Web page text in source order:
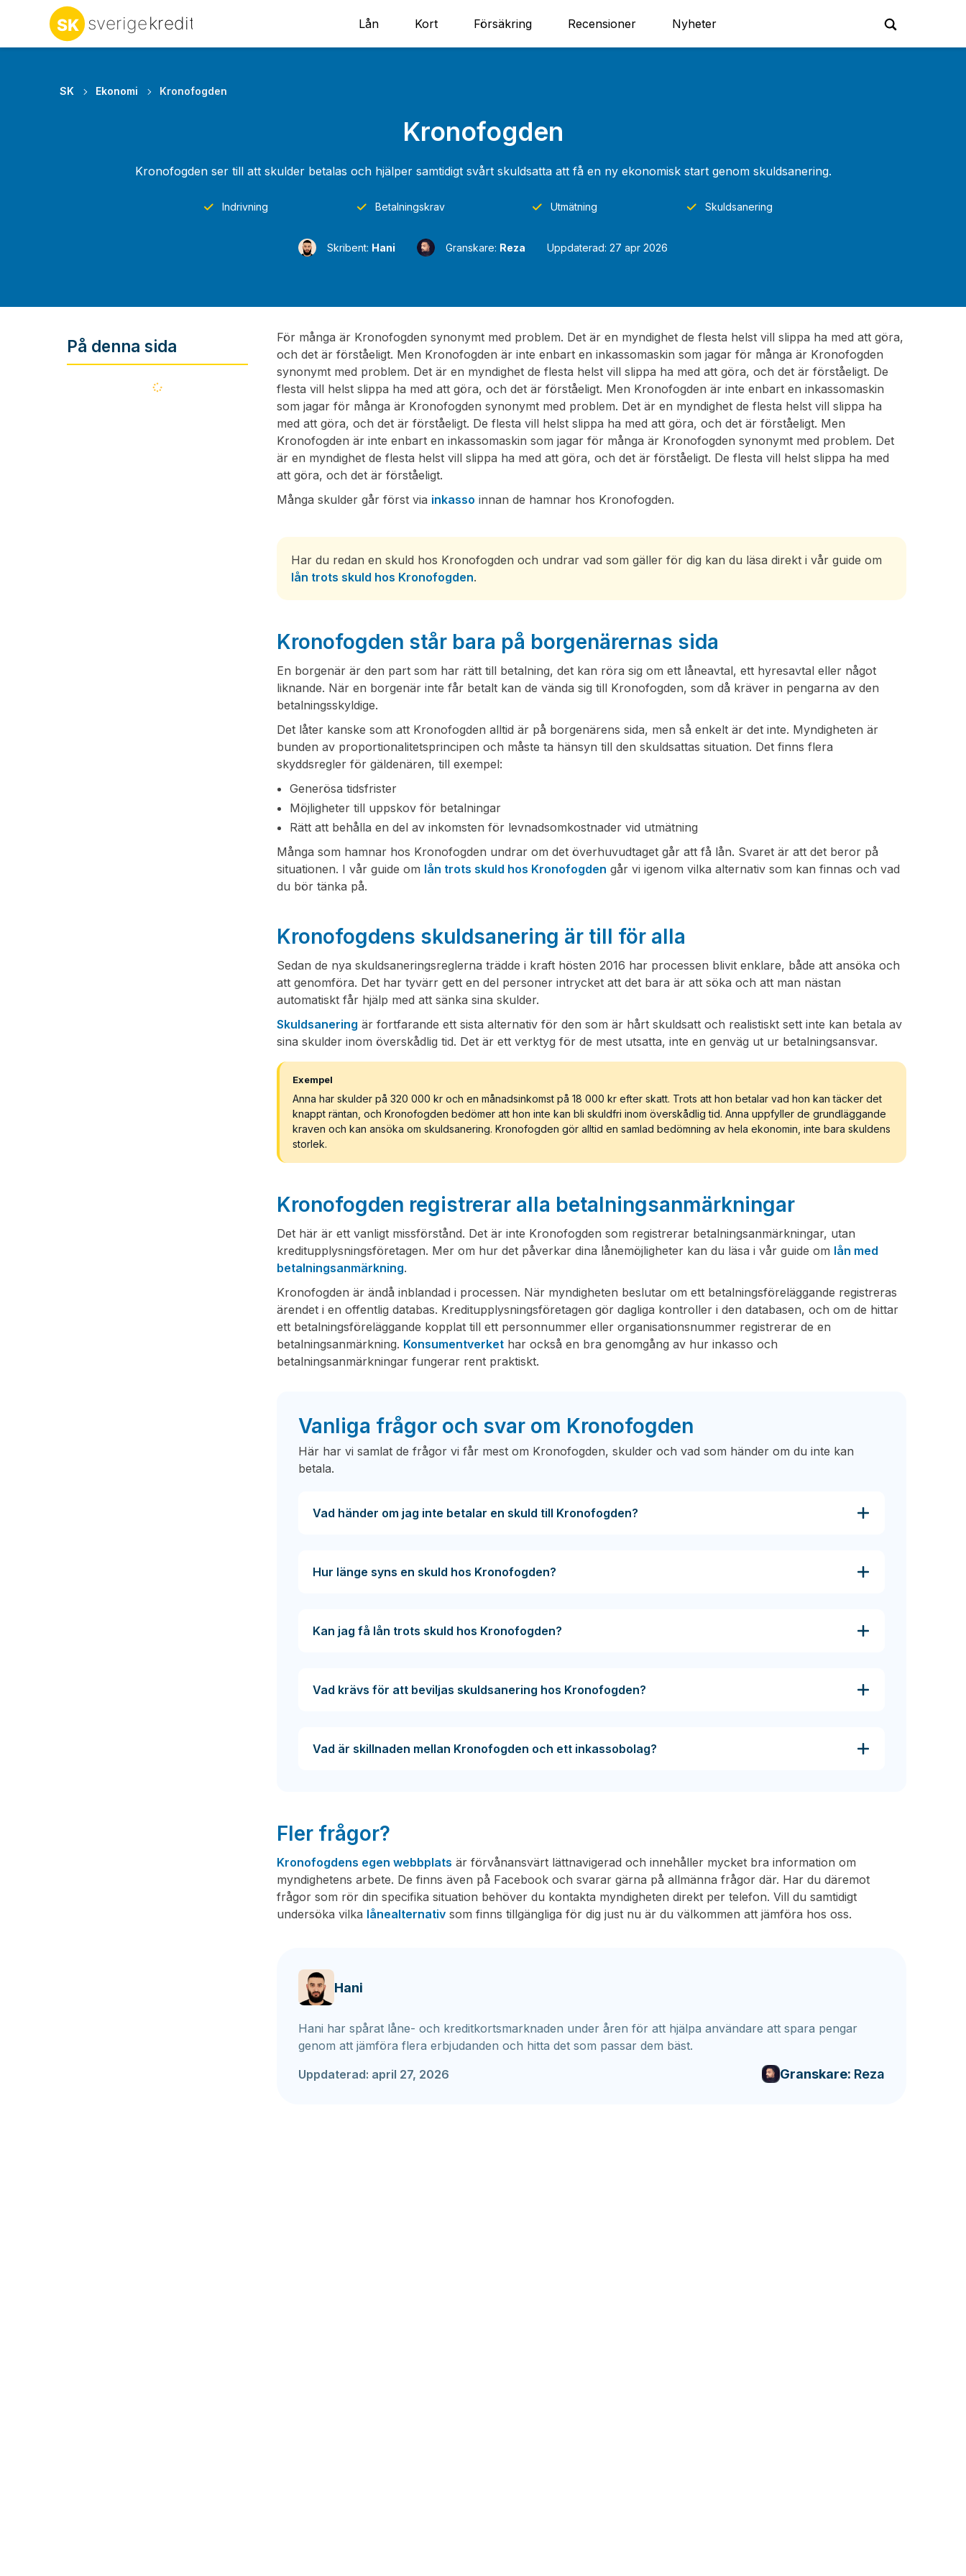
Lån Kort Försäkring Recensioner Nyheter
SK Ekonomi Kronofogden
Kronofogden
Kronofogden ser till att skulder betalas och hjälper samtidigt svårt skuldsatta att få en ny ekonomisk start genom skuldsanering.
Indrivning Betalningskrav Utmätning Skuldsanering
Skribent: Hani Granskare: Reza Uppdaterad: 27 apr 2026
På denna sida
För många är Kronofogden synonymt med problem. Det är en myndighet de flesta helst vill slippa ha med att göra,
och det är förståeligt. Men Kronofogden är inte enbart en inkassomaskin som jagar för många är Kronofogden
synonymt med problem. Det är en myndighet de flesta helst vill slippa ha med att göra, och det är förståeligt. De
flesta vill helst slippa ha med att göra, och det är förståeligt. Men Kronofogden är inte enbart en inkassomaskin
som jagar för många är Kronofogden synonymt med problem. Det är en myndighet de flesta helst vill slippa ha
med att göra, och det är förståeligt. De flesta vill helst slippa ha med att göra, och det är förståeligt. Men
Kronofogden är inte enbart en inkassomaskin som jagar för många är Kronofogden synonymt med problem. Det
är en myndighet de flesta helst vill slippa ha med att göra, och det är förståeligt. De flesta vill helst slippa ha med
att göra, och det är förståeligt.
Många skulder går först via inkasso innan de hamnar hos Kronofogden.
Har du redan en skuld hos Kronofogden och undrar vad som gäller för dig kan du läsa direkt i vår guide om
lån trots skuld hos Kronofogden.
Kronofogden står bara på borgenärernas sida
En borgenär är den part som har rätt till betalning, det kan röra sig om ett låneavtal, ett hyresavtal eller något
liknande. När en borgenär inte får betalt kan de vända sig till Kronofogden, som då kräver in pengarna av den
betalningsskyldige.
Det låter kanske som att Kronofogden alltid är på borgenärens sida, men så enkelt är det inte. Myndigheten är
bunden av proportionalitetsprincipen och måste ta hänsyn till den skuldsattas situation. Det finns flera
skyddsregler för gäldenären, till exempel:
Generösa tidsfrister
Möjligheter till uppskov för betalningar
Rätt att behålla en del av inkomsten för levnadsomkostnader vid utmätning
Många som hamnar hos Kronofogden undrar om det överhuvudtaget går att få lån. Svaret är att det beror på
situationen. I vår guide om lån trots skuld hos Kronofogden går vi igenom vilka alternativ som kan finnas och vad
du bör tänka på.
Kronofogdens skuldsanering är till för alla
Sedan de nya skuldsaneringsreglerna trädde i kraft hösten 2016 har processen blivit enklare, både att ansöka och
att genomföra. Det har tyvärr gett en del personer intrycket att det bara är att söka och att man nästan
automatiskt får hjälp med att sänka sina skulder.
Skuldsanering är fortfarande ett sista alternativ för den som är hårt skuldsatt och realistiskt sett inte kan betala av
sina skulder inom överskådlig tid. Det är ett verktyg för de mest utsatta, inte en genväg ut ur betalningsansvar.
Exempel
Anna har skulder på 320 000 kr och en månadsinkomst på 18 000 kr efter skatt. Trots att hon betalar vad hon kan täcker det
knappt räntan, och Kronofogden bedömer att hon inte kan bli skuldfri inom överskådlig tid. Anna uppfyller de grundläggande
kraven och kan ansöka om skuldsanering. Kronofogden gör alltid en samlad bedömning av hela ekonomin, inte bara skuldens
storlek.
Kronofogden registrerar alla betalningsanmärkningar
Det här är ett vanligt missförstånd. Det är inte Kronofogden som registrerar betalningsanmärkningar, utan
kreditupplysningsföretagen. Mer om hur det påverkar dina lånemöjligheter kan du läsa i vår guide om lån med
betalningsanmärkning.
Kronofogden är ändå inblandad i processen. När myndigheten beslutar om ett betalningsföreläggande registreras
ärendet i en offentlig databas. Kreditupplysningsföretagen gör dagliga kontroller i den databasen, och om de hittar
ett betalningsföreläggande kopplat till ett personnummer eller organisationsnummer registrerar de en
betalningsanmärkning. Konsumentverket har också en bra genomgång av hur inkasso och
betalningsanmärkningar fungerar rent praktiskt.
Vanliga frågor och svar om Kronofogden
Här har vi samlat de frågor vi får mest om Kronofogden, skulder och vad som händer om du inte kan
betala.
Vad händer om jag inte betalar en skuld till Kronofogden?
Hur länge syns en skuld hos Kronofogden?
Kan jag få lån trots skuld hos Kronofogden?
Vad krävs för att beviljas skuldsanering hos Kronofogden?
Vad är skillnaden mellan Kronofogden och ett inkassobolag?
Fler frågor?
Kronofogdens egen webbplats är förvånansvärt lättnavigerad och innehåller mycket bra information om
myndighetens arbete. De finns även på Facebook och svarar gärna på allmänna frågor där. Har du däremot
frågor som rör din specifika situation behöver du kontakta myndigheten direkt per telefon. Vill du samtidigt
undersöka vilka lånealternativ som finns tillgängliga för dig just nu är du välkommen att jämföra hos oss.
Hani
Hani har spårat låne- och kreditkortsmarknaden under åren för att hjälpa användare att spara pengar
genom att jämföra flera erbjudanden och hitta det som passar dem bäst.
Uppdaterad: april 27, 2026 Granskare: Reza